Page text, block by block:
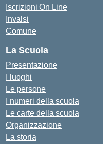
Iscrizioni On Line
Invalsi
Comune
La Scuola
Presentazione
I luoghi
Le persone
I numeri della scuola
Le carte della scuola
Organizzazione
La storia